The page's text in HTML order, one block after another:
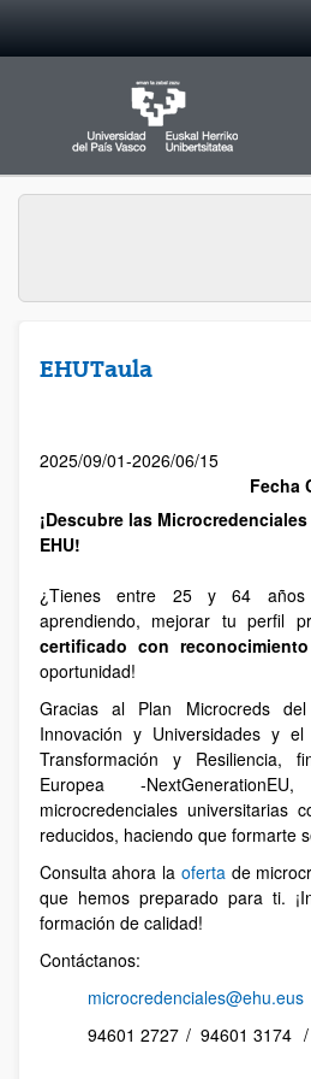
EHUTaula
2025/09/01-2026/06/15
Fecha
¡Descubre las
EHU!
¿Tienes entre 25 y 64
aprendiendo, mejorar tu perfil
certificado con
oportunidad!
Gracias al Plan Microcreds
Innovación y Universidades y
Transformación y Resiliencia,
Europea -
microcredenciales universitarias
reducidos, haciendo que formarte
Consulta ahora la ofertade
que hemos preparado para ti.
formación de calidad!
Contáctanos:
microcredenciales@ehu.eus
94601 2727 / 94601 3174